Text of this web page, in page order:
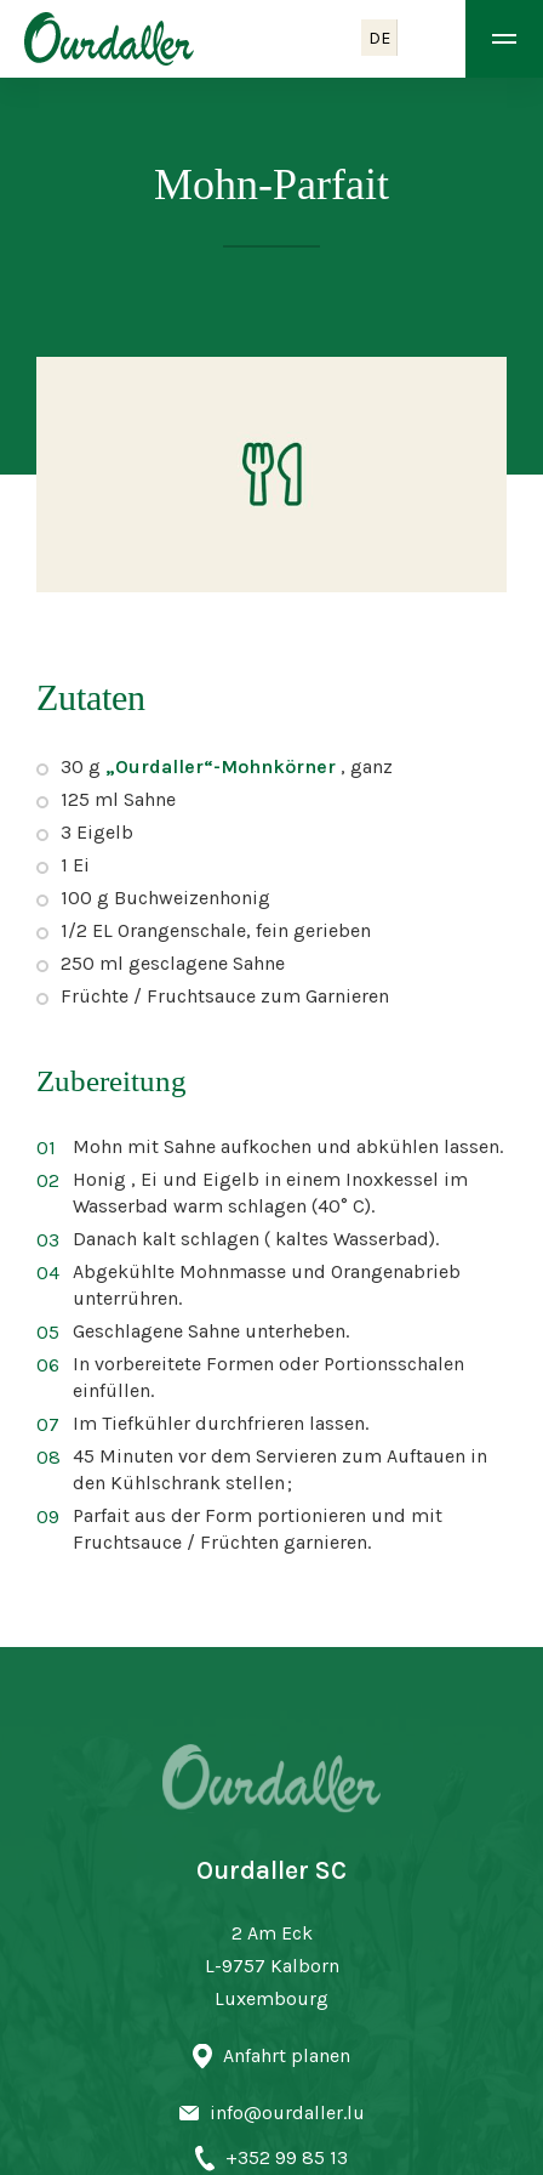
DE
Mohn-Parfait
Zutaten
30 g „Ourdaller“-Mohnkörner , ganz
125 ml Sahne
3 Eigelb
1 Ei
100 g Buchweizenhonig
1/2 EL Orangenschale, fein gerieben
250 ml gesclagene Sahne
Früchte / Fruchtsauce zum Garnieren
Zubereitung
Mohn mit Sahne aufkochen und abkühlen lassen.
Honig , Ei und Eigelb in einem Inoxkessel im
Wasserbad warm schlagen (40° C).
Danach kalt schlagen ( kaltes Wasserbad).
Abgekühlte Mohnmasse und Orangenabrieb
unterrühren.
Geschlagene Sahne unterheben.
In vorbereitete Formen oder Portionsschalen
einfüllen.
Im Tiefkühler durchfrieren lassen.
45 Minuten vor dem Servieren zum Auftauen in
den Kühlschrank stellen ;
Parfait aus der Form portionieren und mit
Fruchtsauce / Früchten garnieren.
Ourdaller SC
2 Am Eck
L-9757 Kalborn
Luxembourg
Anfahrt planen
info@ourdaller.lu
+352 99 85 13